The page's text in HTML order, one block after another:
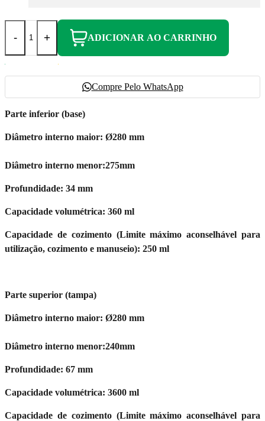
- + ADICIONAR AO CARRINHO
Compre Pelo WhatsApp
Parte inferior (base)
Diâmetro interno maior: Ø280 mm
Diâmetro interno menor:275mm
Profundidade: 34 mm
Capacidade volumétrica: 360 ml
Capacidade de cozimento (Limite máximo aconselhável para
utilização, cozimento e manuseio): 250 ml
Parte superior (tampa)
Diâmetro interno maior: Ø280 mm
Diâmetro interno menor:240mm
Profundidade: 67 mm
Capacidade volumétrica: 3600 ml
Capacidade de cozimento (Limite máximo aconselhável para